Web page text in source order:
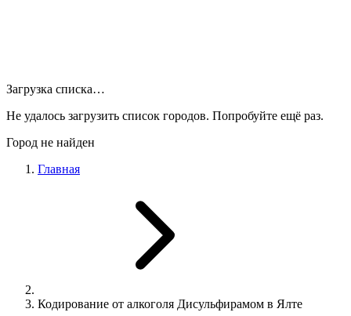
Загрузка списка…
Не удалось загрузить список городов. Попробуйте ещё раз.
Город не найден
Главная
Кодирование от алкоголя Дисульфирамом в Ялте